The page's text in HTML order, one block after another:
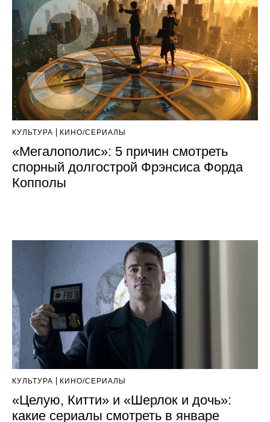
КУЛЬТУРА КИНО/СЕРИАЛЫ
«Мегалополис»: 5 причин смотреть
спорный долгострой Фрэнсиса Форда
Копполы
КУЛЬТУРА КИНО/СЕРИАЛЫ
«Целую, Китти» и «Шерлок и дочь»:
какие сериалы смотреть в январе